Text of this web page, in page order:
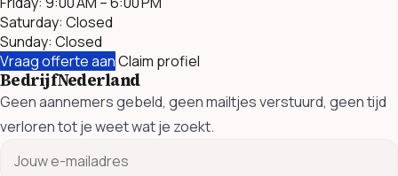
Saturday: Closed
Sunday: Closed
Vraag offerte aanClaim profiel
BedrijfNederland
Geen aannemers gebeld, geen mailtjes verstuurd, geen tijd
verloren tot je weet wat je zoekt.